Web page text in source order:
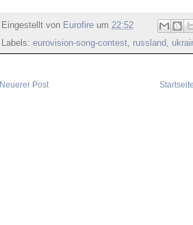
Eingestellt von Eurofire um 22:52
Labels: eurovision-song-contest, russland,
Neuerer Post